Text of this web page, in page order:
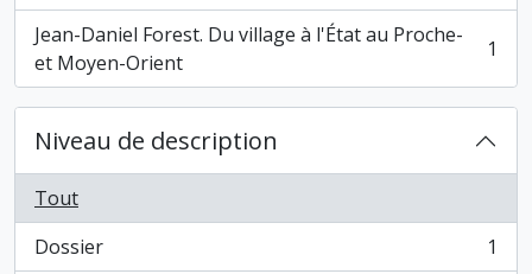
Jean-Daniel Forest. Du village à l'État au Proche-
et Moyen-Orient
, 1 résultats 1
Niveau de description
Tout
Dossier
, 1 résultats
1